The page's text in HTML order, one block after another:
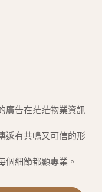
廣告在茫茫物業資訊
遞有共鳴又可信的形
個細節都顯專業。